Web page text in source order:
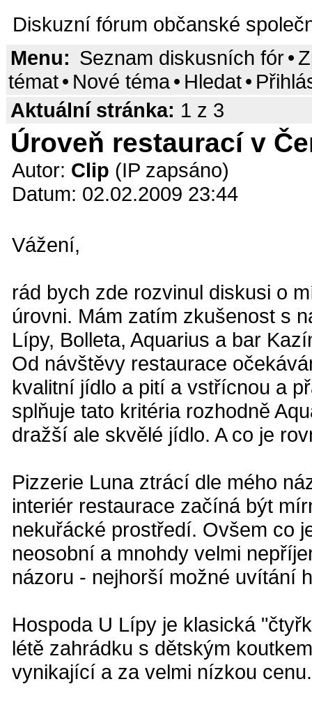
Diskuzní fórum občanské
Menu: Seznam diskusních fór•
témat• Nové téma• Hledat•
Aktuální stránka: 1 z 3
Úroveň restaurací v
Autor: Clip (IP zapsáno)
Datum: 02.02.2009 23:44
Vážení,
rád bych zde rozvinul diskusi o
úrovni. Mám zatím zkušenost s
Lípy, Bolleta, Aquarius a bar
Od návštěvy restaurace
kvalitní jídlo a pití a vstřícnou a
splňuje tato kritéria rozhodně
dražší ale skvělé jídlo. A co je
Pizzerie Luna ztrácí dle mého
interiér restaurace začíná být
nekuřácké prostředí. Ovšem co
neosobní a mnohdy velmi
názoru - nejhorší možné uvítání
Hospoda U Lípy je klasická
létě zahrádku s dětským
vynikající a za velmi nízkou